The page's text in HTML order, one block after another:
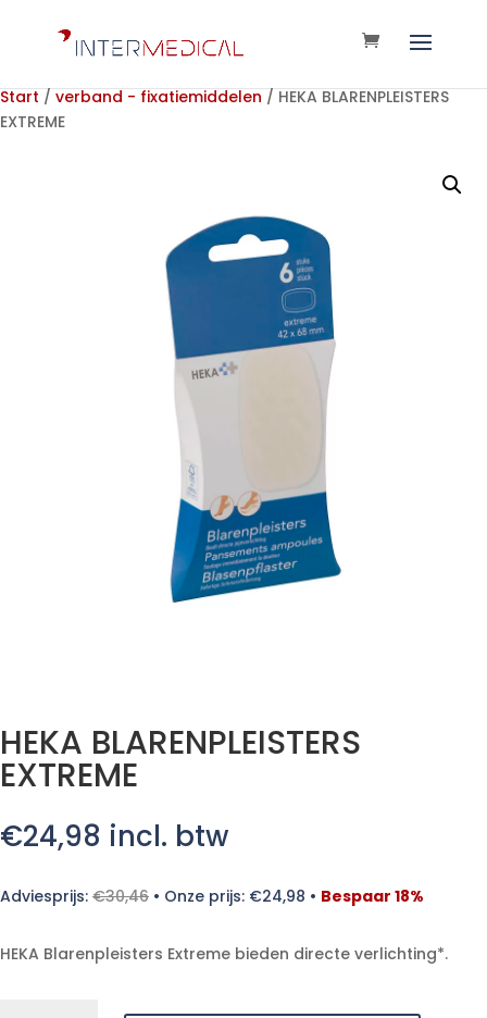
Start / verband - fixatiemiddelen / HEKA BLARENPLEISTERS
EXTREME
HEKA BLARENPLEISTERS
EXTREME
€24,98 incl. btw
Adviesprijs: €30,46 • Onze prijs: €24,98 • Bespaar 18%
HEKA Blarenpleisters Extreme bieden directe verlichting*.